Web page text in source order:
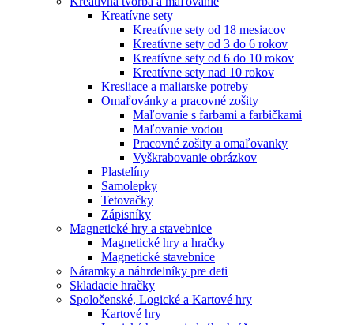
Kreatívne sety
Kreatívne sety od 18 mesiacov
Kreatívne sety od 3 do 6 rokov
Kreatívne sety od 6 do 10 rokov
Kreatívne sety nad 10 rokov
Kresliace a maliarske potreby
Omaľovánky a pracovné zošity
Maľovanie s farbami a farbičkami
Maľovanie vodou
Pracovné zošity a omaľovanky
Vyškrabovanie obrázkov
Plastelíny
Samolepky
Tetovačky
Zápisníky
Magnetické hry a stavebnice
Magnetické hry a hračky
Magnetické stavebnice
Náramky a náhrdelníky pre deti
Skladacie hračky
Spoločenské, Logické a Kartové hry
Kartové hry